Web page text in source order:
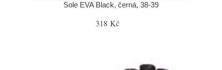
Sole EVA Black, černá, 38-39
318 Kč